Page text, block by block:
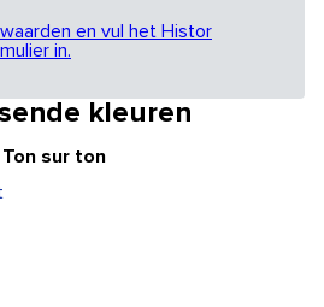
en vul het Histor
in.
kleuren
Ton sur ton